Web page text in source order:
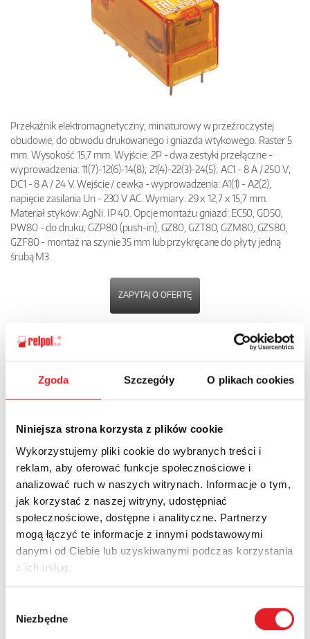
Zgoda Szczegóły O plikach cookies
Niniejsza strona korzysta z plików cookie
Wykorzystujemy pliki cookie do wybranych treści i
reklam, aby oferować funkcje społecznościowe i
analizować ruch w naszych witrynach. Informacje o tym,
jak korzystać z naszej witryny, udostępniać
społecznościowe, dostępne i analityczne. Partnerzy
mogą łączyć te informacje z innymi podstawowymi
danymi od Ciebie lub uzyskiwanymi podczas korzystania
z ich usług.
zgody
Niezbędne
Przekaźnik elektromagnetyczny, miniaturowy w przeźroczystej
obudowie, do obwodu drukowanego i gniazda wtykowego. Raster 5
mm. Wysokość 15,7 mm. Wyjście: 2P - dwa zestyki przełączne -
wyprowadzenia: 11(7)-12(6)-14(8); 21(4)-22(3)-24(5); AC1 - 8 A / 250 V;
DC1 - 8 A / 24 V. Wejście / cewka - wyprowadzenia: A1(1) - A2(2),
napięcie zasilania Un - 230 V AC. Wymiary: 29 x 12,7 x 15,7 mm.
Materiał styków: AgNi. IP 40. Opcje montażu gniazd: EC50, GD50,
PW80 - do druku; GZP80 (push-in), GZ80, GZT80, GZM80, GZS80,
GZF80 - montaż na szynie 35 mm lub przykręcane do płyty jedną
śrubą M3.
ZAPYTAJ O OFERTĘ
Zapytaj o szczegóły oferty
Imię i nazwisko: *
Adres e-mail: *
Nazwa firmy: